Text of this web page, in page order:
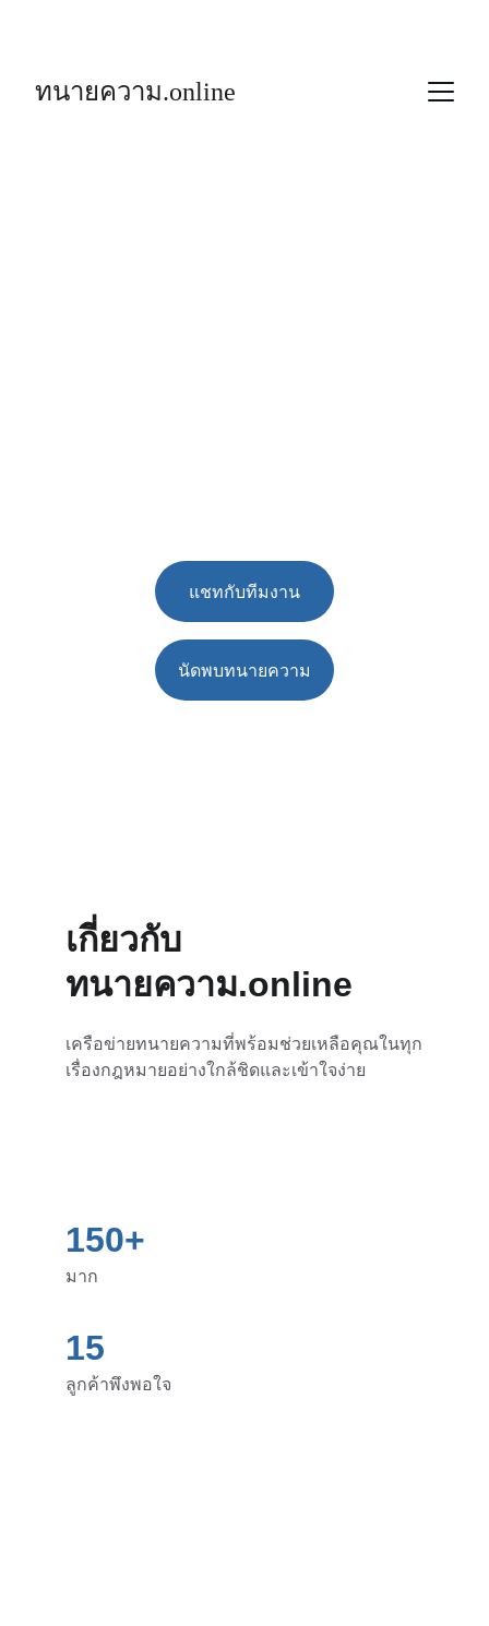
ทนายความ.online
นัดพบทนายความ
แชทกับทีมงาน
เกี่ยวกับ
ทนายความ.online
เครือข่ายทนายความที่พร้อมช่วยเหลือคุณในทุก
เรื่องกฎหมายอย่างใกล้ชิดและเข้าใจง่าย
150+
15
ลูกค้าพึงพอใจ
มาก